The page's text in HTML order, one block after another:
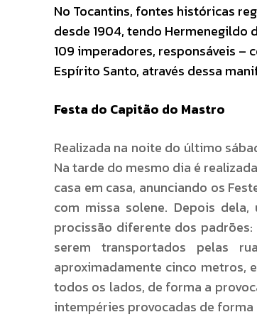
No Tocantins, fontes históricas
desde 1904, tendo Hermenegildo
109 imperadores, responsáveis –
Espírito Santo, através dessa
Festa do Capitão do Mastro
Realizada na noite do último
Na tarde do mesmo dia é
casa em casa, anunciando os
com missa solene. Depois
procissão diferente dos padrões:
serem transportados pelas
aproximadamente cinco metros,
todos os lados, de forma a
intempéries provocadas de